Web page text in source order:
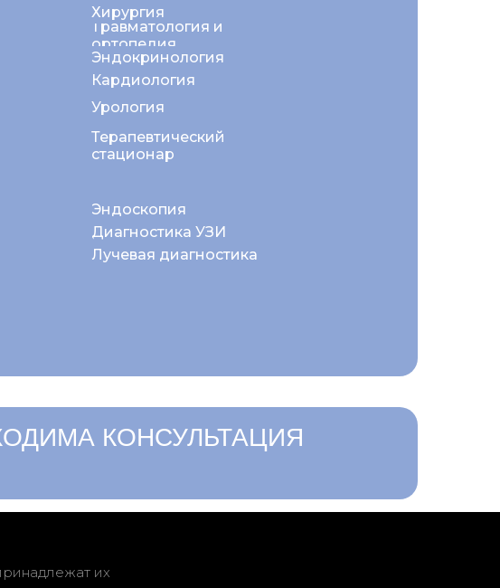
Хирургия
Диагностика УЗИ
Эндоскопия
Травматология и
ортопедия
Эндокринология
Терапевтический
стационар
Кардиология
Урология
Лучевая диагностика
КОНСУЛЬТАЦИЯ
их